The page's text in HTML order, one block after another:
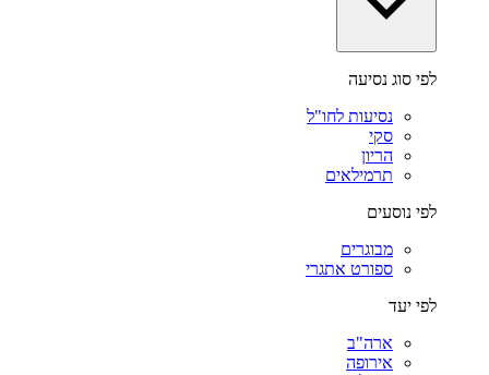
לפי סוג נסיעה
נסיעות לחו"ל
סקי
הריון
תרמילאים
לפי נוסעים
מבוגרים
ספורט אתגרי
לפי יעד
ארה"ב
אירופה